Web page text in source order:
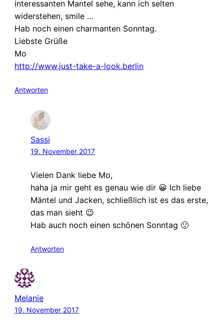
interessanten Mantel sehe, kann ich selten
widerstehen, smile …
Hab noch einen charmanten Sonntag.
Liebste Grüße
Mo
http://www.just-take-a-look.berlin
Antworten
Sassi
19. November 2017
Vielen Dank liebe Mo,
haha ja mir geht es genau wie dir 😀 Ich liebe
Mäntel und Jacken, schließlich ist es das erste,
das man sieht 😉
Hab auch noch einen schönen Sonntag 🙂
Antworten
Melanie
19. November 2017